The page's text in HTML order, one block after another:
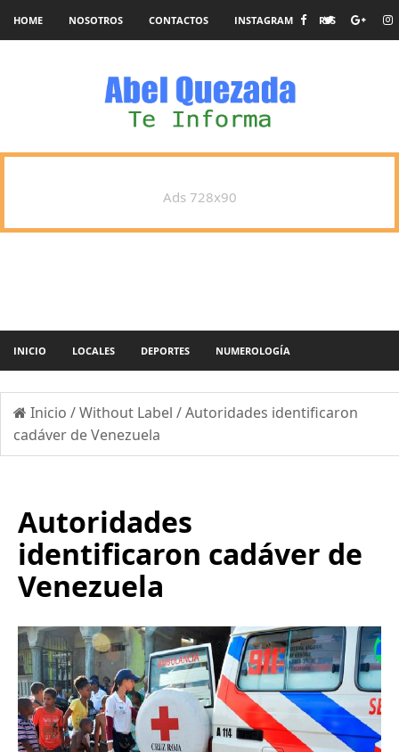
HOME NOSOTROS CONTACTOS INSTAGRAM RSS
Ads 728x90
INICIO LOCALES DEPORTES NUMEROLOGÍA
Inicio /Without Label /Autoridades identificaron
cadáver de Venezuela
Autoridades
identificaron cadáver de
Venezuela